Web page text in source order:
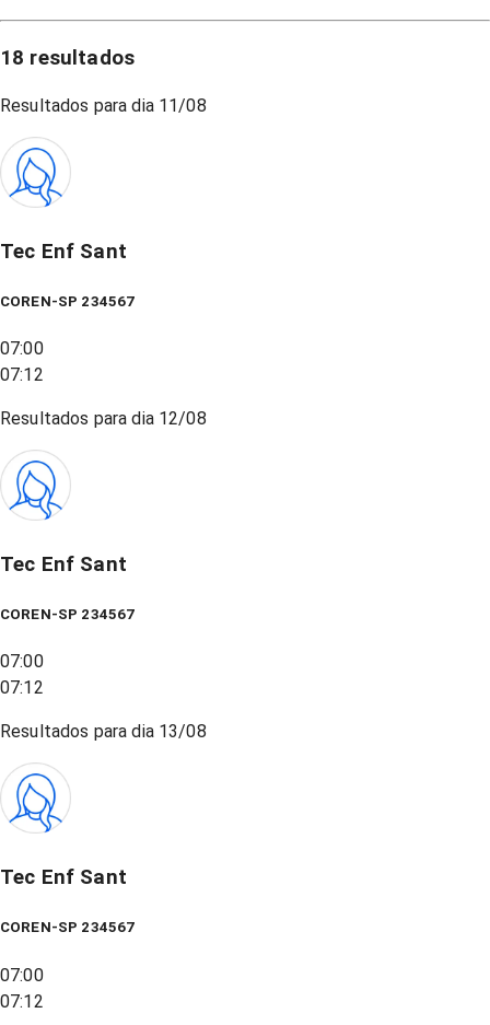
18 resultados
Resultados para dia 11/08
Tec Enf Sant
COREN-SP 234567
07:00
07:12
Resultados para dia 12/08
Tec Enf Sant
COREN-SP 234567
07:00
07:12
Resultados para dia 13/08
Tec Enf Sant
COREN-SP 234567
07:00
07:12